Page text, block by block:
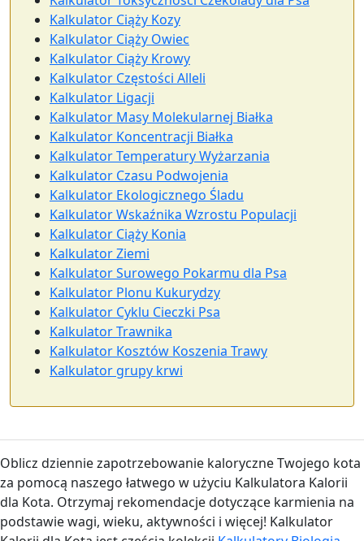
Kalkulator Ciąży Kozy
Kalkulator Ciąży Owiec
Kalkulator Ciąży Krowy
Kalkulator Częstości Alleli
Kalkulator Ligacji
Kalkulator Masy Molekularnej Białka
Kalkulator Koncentracji Białka
Kalkulator Temperatury Wyżarzania
Kalkulator Czasu Podwojenia
Kalkulator Ekologicznego Śladu
Kalkulator Wskaźnika Wzrostu Populacji
Kalkulator Ciąży Konia
Kalkulator Ziemi
Kalkulator Surowego Pokarmu dla Psa
Kalkulator Plonu Kukurydzy
Kalkulator Cyklu Cieczki Psa
Kalkulator Trawnika
Kalkulator Kosztów Koszenia Trawy
Kalkulator grupy krwi
Oblicz dziennie zapotrzebowanie kaloryczne Twojego kota
za pomocą naszego łatwego w użyciu Kalkulatora Kalorii
dla Kota. Otrzymaj rekomendacje dotyczące karmienia na
podstawie wagi, wieku, aktywności i więcej! Kalkulator